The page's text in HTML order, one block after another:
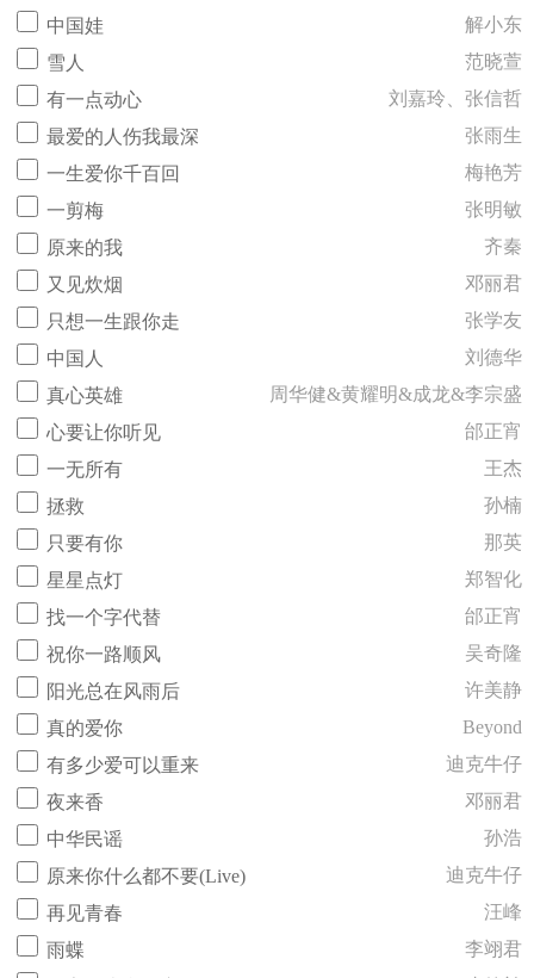
中国娃
解小东
雪人
范晓萱
有一点动心
刘嘉玲、张信哲
最爱的人伤我最深
张雨生
一生爱你千百回
梅艳芳
一剪梅
张明敏
原来的我
齐秦
又见炊烟
邓丽君
只想一生跟你走
张学友
中国人
刘德华
真心英雄
周华健&黄耀明&成龙&李宗盛
心要让你听见
邰正宵
一无所有
王杰
拯救
孙楠
只要有你
那英
星星点灯
郑智化
找一个字代替
邰正宵
祝你一路顺风
吴奇隆
阳光总在风雨后
许美静
真的爱你
Beyond
有多少爱可以重来
迪克牛仔
夜来香
邓丽君
中华民谣
孙浩
原来你什么都不要(Live)
迪克牛仔
再见青春
汪峰
雨蝶
李翊君